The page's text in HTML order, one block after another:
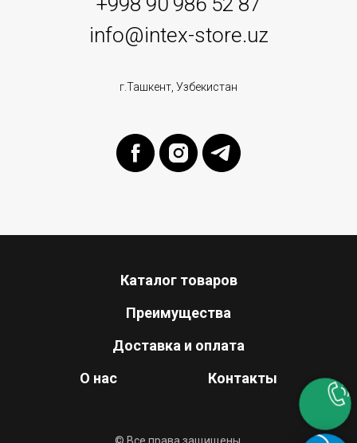
info@intex-store.uz
г.Ташкент, Узбекистан
Каталог товаров
Преимущества
Доставка и оплата
О нас
Контакты